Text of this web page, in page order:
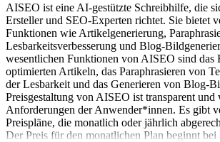
AISEO ist eine AI-gestützte Schreibhilfe, die
Ersteller und SEO-Experten richtet. Sie bietet
Funktionen wie Artikelgenerierung,
Lesbarkeitsverbesserung und Blog-
wesentlichen Funktionen von AISEO sind das
optimierten Artikeln, das Paraphrasieren von
der Lesbarkeit und das Generieren von Blog-
Preisgestaltung von AISEO ist transparent und
Anforderungen der Anwender*innen. Es gibt
Preispläne, die monatlich oder jährlich
Der Preis für den monatlichen Plan beginnt bei